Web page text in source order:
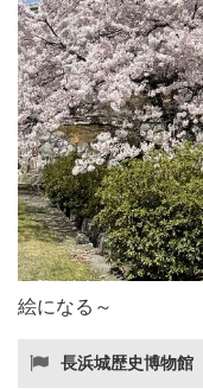
絵になる～
長浜城歴史博物館